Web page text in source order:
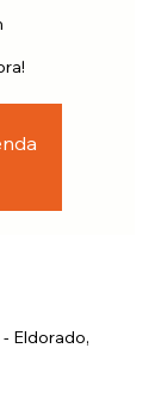
Eldorado,